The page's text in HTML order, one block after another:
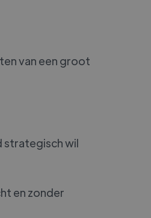
van een groot
strategisch wil
en zonder